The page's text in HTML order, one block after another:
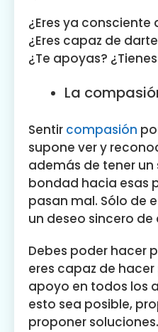
¿Eres ya
¿Eres capaz de
¿Te apoyas?
La
Sentir compasión
supone ver y
además de tener
bondad hacia esas
pasan mal. Sólo de
un deseo sincero de
Debes poder hacer
eres capaz de
apoyo en todos los
esto sea posible,
proponer